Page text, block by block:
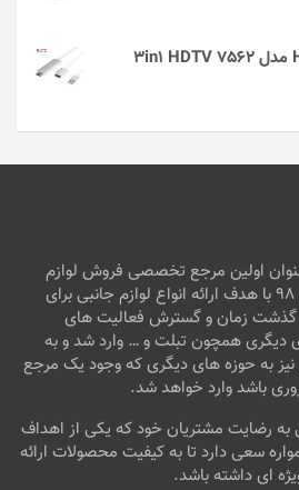
عنوان اولین مرجع تخصصی فروش لوازم
جانبی فعالیت خود را از سال ۹۸ با هدف ارائه انواع لوازم جانبی برای
گذشت زمان و گسترش فعالیت های
دیگری همچون تبلت و … وارد شد و به
نیز به حوزه های دیگری که وجود یک مرجع
باشد وارد خواهد شد.
به رضایت مشتریان خود که یکی از اهداف
سعی دارد تا به کیفیت محصولات ارائه
ای داشته باشد.